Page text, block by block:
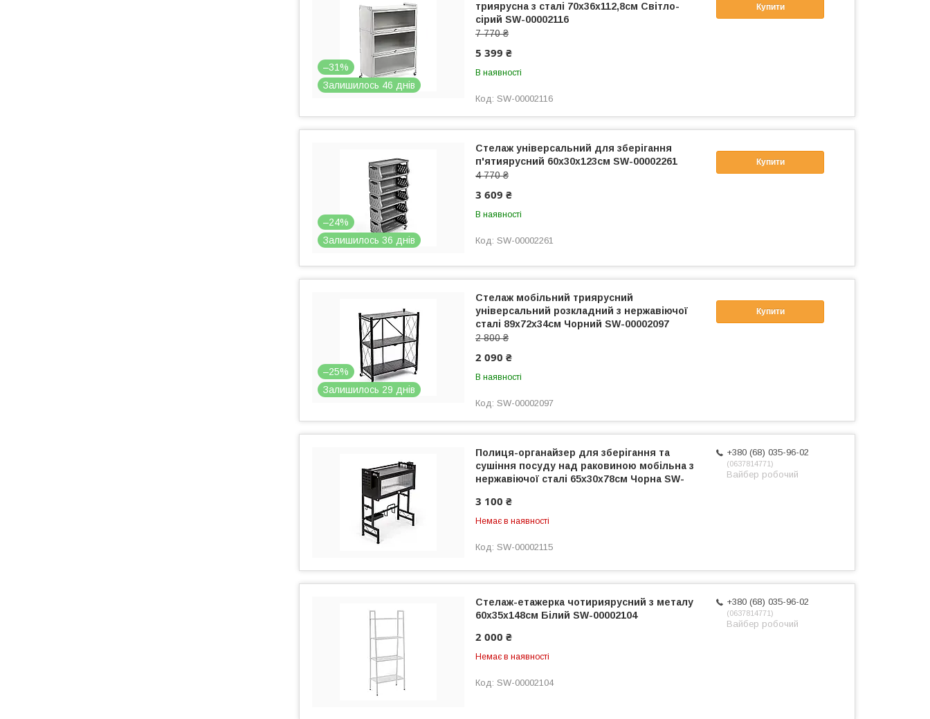
–31%
Залишилось 46 днів
Купити
триярусна з сталі 70х36х112,8см Світло-
сірий SW-00002116
7 770 ₴
5 399 ₴
В наявності
SW-00002116
–24%
Залишилось 36 днів
Купити
Стелаж універсальний для зберігання
п'ятиярусний 60х30х123см SW-00002261
4 770 ₴
3 609 ₴
В наявності
SW-00002261
–25%
Залишилось 29 днів
Купити
Стелаж мобільний триярусний
універсальний розкладний з нержавіючої
сталі 89х72х34см Чорний SW-00002097
2 800 ₴
2 090 ₴
В наявності
SW-00002097
+380 (68) 035-96-02
0637814771
Вайбер робочий
Полиця-органайзер для зберігання та
сушіння посуду над раковиною мобільна з
нержавіючої сталі 65х30х78см Чорна SW-
3 100 ₴
Немає в наявності
SW-00002115
+380 (68) 035-96-02
0637814771
Вайбер робочий
Стелаж-етажерка чотириярусний з металу
60х35х148см Білий SW-00002104
2 000 ₴
Немає в наявності
SW-00002104